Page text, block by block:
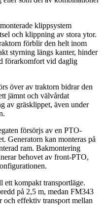
klippsystem
och klippning av stora ytor.
förblir den helt inom
styrning längs kanter, hinder
förarkomfort vid daglig
över av traktorn bidrar den
jämnt och välvårdat
av gräsklippet, även under
försörjs av en PTO-
Generatorn kan monteras på
ram. Bakmontering
behovet av front-PTO,
kompakt transportläge.
på 2,5 m, medan FM343
effektiv transport mellan